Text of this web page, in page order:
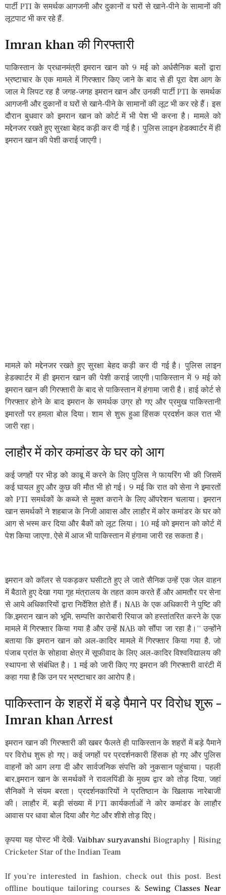
पार्टी PTI के समर्थक आगजनी और दुकानों व घरों से खाने-पीने के सामानों की
लूटपाट भी कर रहे हैं.
Imran khan की गिरफ्तारी
पाकिस्तान के प्रधानमंत्री इमरान खान को 9 मई को अर्धसैनिक बलों द्वारा
भ्रष्टाचार के एक मामले में गिरफ्तार किए जाने के बाद से ही पूरा देश आग के
जाल मे लिपट रह है जगह-जगह इमरान खान और उनकी पार्टी PTI के समर्थक
आगजनी और दुकानों व घरों से खाने-पीने के सामानों की लूट भी कर रहे हैं। इस
दौरान बुधवार को इमरान खान को कोर्ट में भी पेश भी करना है। मामले को
मद्देनजर रखते हुए सुरक्षा बेहद कड़ी कर दी गई है। पुलिस लाइन हेडक्वार्टर में ही
इमरान खान की पेशी कराई जाएगी।
मामले को मद्देनजर रखते हुए सुरक्षा बेहद कड़ी कर दी गई है। पुलिस लाइन
हेडक्वार्टर में ही इमरान खान की पेशी कराई जाएगी।पाकिस्तान में 9 मई को
इमरान खान की गिरफ्तारी के बाद से पाकिस्तान में हंगामा जारी है। हाई कोर्ट से
गिरफ्तार होने के बाद इमरान के समर्थक उग्र हो गए और प्रमुख पाकिस्तानी
इमारतों पर हमला बोल दिया। शाम से शुरू हुआ हिंसक प्रदर्शन कल रात भी
जारी रहा।
लाहौर में कोर कमांडर के घर को आग
कई जगहों पर भीड़ को काबू में करने के लिए पुलिस ने फायरिंग भी की जिसमें
कई घायल हुए और कुछ की मौत भी हो गई। 9 मई कि रात को सेना ने इमारतों
को PTI समर्थकों के कब्जे से मुक्त कराने के लिए ऑपरेशन चलाया। इमरान
खान समर्थकों ने शहबाज के निजी आवास और लाहौर में कोर कमांडर के घर को
आग से भस्म कर दिया और बैकों को लूट लिया। 10 मई को इमरान को कोर्ट में
पेश किया जाएगा, ऐसे में आज भी पाकिस्तान में हंगामा जारी रह सकता है।
इमरान को कॉलर से पकड़कर घसीटते हुए ले जाते सैनिक उन्हें एक जेल वाहन
में बैठाते हुए देखा गया गृह मंत्रालय के तहत काम करते हैं और आमतौर पर सेना
से आये अधिकारियों द्वारा निर्देशित होते हैं। NAB के एक अधिकारी ने पुष्टि की
कि,इमरान खान को भूमि, सम्पत्ति कारोबारी रियाज को हस्तांतरित करने के एक
मामले में गिरफ्तार किया गया है और उन्हें NAB को सौंपा जा रहा है।’’ उन्होंने
बताया कि इमरान खान को अल-कादिर मामले में गिरफ्तार किया गया है, जो
पंजाब प्रांत के सोहावा क्षेत्र में सूफीवाद के लिए अल-कादिर विश्वविद्यालय की
स्थापना से संबंधित है। 1 मई को जारी किए गए इमरान की गिरफ्तारी वारंटी में
कहा गया है कि उन पर भ्रष्टाचार का आरोप है।
पाकिस्तान के शहरों में बड़े पैमाने पर विरोध शुरू –
Imran khan Arrest
इमरान खान की गिरफ्तारी की खबर फैलते ही पाकिस्तान के शहरों में बड़े पैमाने
पर विरोध शुरू हो गए। कई जगहों पर प्रदर्शनकारी हिंसक हो गए और पुलिस
वाहनों को आग लगा दी और सार्वजनिक संपत्ति को नुकसान पहुंचाया। पहली
बार,इमरान खान के समर्थकों ने रावलपिंडी के मुख्य द्वार को तोड़ दिया, जहां
सैनिकों ने संयम बरता। प्रदर्शनकारियों ने प्रतिष्ठान के खिलाफ नारेबाजी
की। लाहौर में, बड़ी संख्या में PTI कार्यकर्ताओं ने कोर कमांडर के लाहौर
आवास पर धावा बोल दिया और गेट और शीशे तोड़ दिए।
कृपया यह पोस्ट भी देखें: Vaibhav suryavanshi Biography | Rising
Cricketer Star of the Indian Team
If you’re interested in fashion, check out this post. Best
offline boutique tailoring courses & Sewing Classes Near